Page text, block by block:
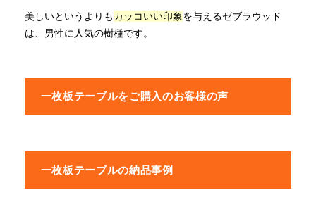
美しいというよりもカッコいい印象を与えるゼブラウッド
は、男性に人気の樹種です。
一枚板テーブルをご購入のお客様の声
一枚板テーブルの納品事例